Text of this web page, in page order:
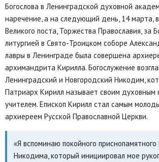
Богослова в Ленинградской духовной
наречение, а на следующий день, 14 марта,
Великого поста, Торжества Православия, за
литургией в Свято-Троицком соборе
лавры в Ленинграде была совершена
архимандрита Кирилла. Богослужение
Ленинградский и Новгородский Никодим,
Патриарх Кирилл называет своим духовным
учителем. Епископ Кирилл стал самым
архиереем Русской Православной Церкви.
«Я вспоминаю покойного
Никодима, который инициировал мое